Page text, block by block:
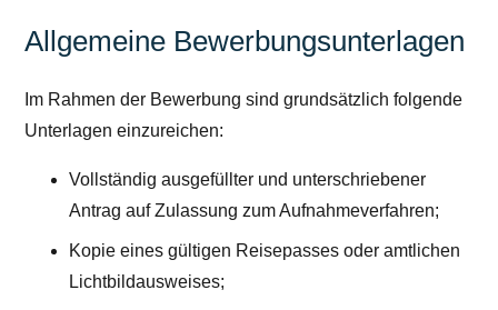
Allgemeine Bewerbungsunterlagen
Im Rahmen der Bewerbung sind grundsätzlich folgende
Unterlagen einzureichen:
Vollständig ausgefüllter und unterschriebener
Antrag auf Zulassung zum Aufnahmeverfahren;
Kopie eines gültigen Reisepasses oder amtlichen
Lichtbildausweises;